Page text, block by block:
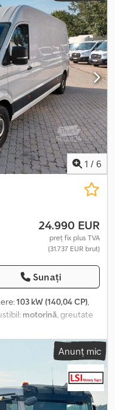
mecanic
, clasă de emisii:
2002, Dotări:retarder, Se
întreținut, gata de
1 / 6
24.990 EUR
preț fix plus TVA
(31.737 EUR brut)
Sunați
103 kW (140,04 CP),
motorină , greutate
spațiului de încărcare:
, înălțime spațiu
, Dotări:
ABS, aer
(ESP), închidere
Bluetooth, sistem
și geamuri electrice etc.
Anunț mic